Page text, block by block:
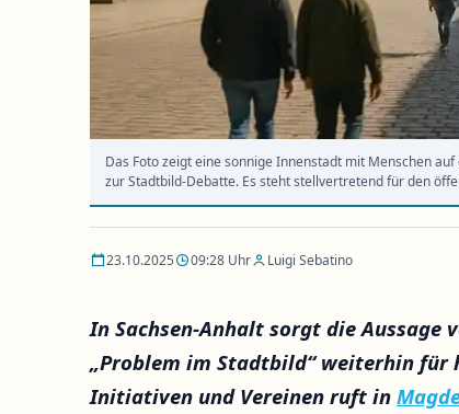
Das Foto zeigt eine sonnige Innenstadt mit Menschen
zur Stadtbild-Debatte. Es steht stellvertretend für den
23.10.2025 09:28 Uhr Luigi Sebatino
In Sachsen-Anhalt sorgt die Aussage
„Problem im Stadtbild“ weiterhin für
Initiativen und Vereinen ruft in